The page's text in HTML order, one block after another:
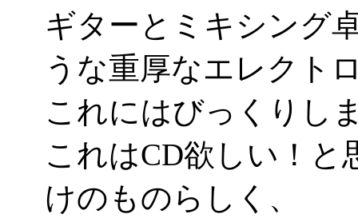
ギターとミキシング
うな重厚なエレクト
これにはびっくりし
これはCD欲しい！
けのものらしく、